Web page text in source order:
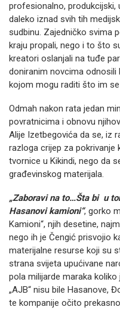
profesionalno, produkcijski,
daleko iznad svih tih
sudbinu. Zajedničko svima
kraju propali, nego i to što
kreatori oslanjali na tuđe
doniranim novcima
kojom mogu raditi što im
Odmah nakon rata jedan
povratnicima i obnovu
Alije Izetbegovića da se, iz
razloga crijep za pokrivanje
tvornice u Kikindi, nego da
građevinskog materijala.
„Zaboravi na to…Šta bi u
Hasanovi kamioni“, gorko
Kamioni“, njih desetine,
nego ih je Čengić prisvojio
materijalne resurse koji su
strana svijeta upućivane
pola milijarde maraka
„AJB“ nisu bile Hasanove,
te kompanije očito